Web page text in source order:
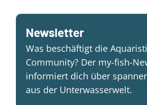
Newsletter
Was beschäftigt die
Community? Der my-fish-
informiert dich über
aus der Unterwasserwelt.